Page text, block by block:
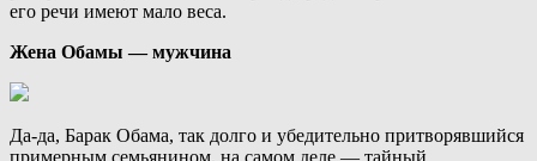
его речи имеют мало веса.
Жена Обамы — мужчина
Да-да, Барак Обама, так долго и убедительно притворявшийся
примерным семьянином, на самом деле — тайный